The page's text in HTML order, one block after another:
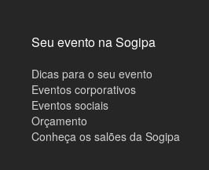
Seu evento na Sogipa
Dicas para o seu evento
Eventos corporativos
Eventos sociais
Orçamento
Conheça os salões da Sogipa